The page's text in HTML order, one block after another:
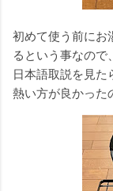
初めて使う前にお
るという事なので
日本語取説を見た
熱い方が良かった